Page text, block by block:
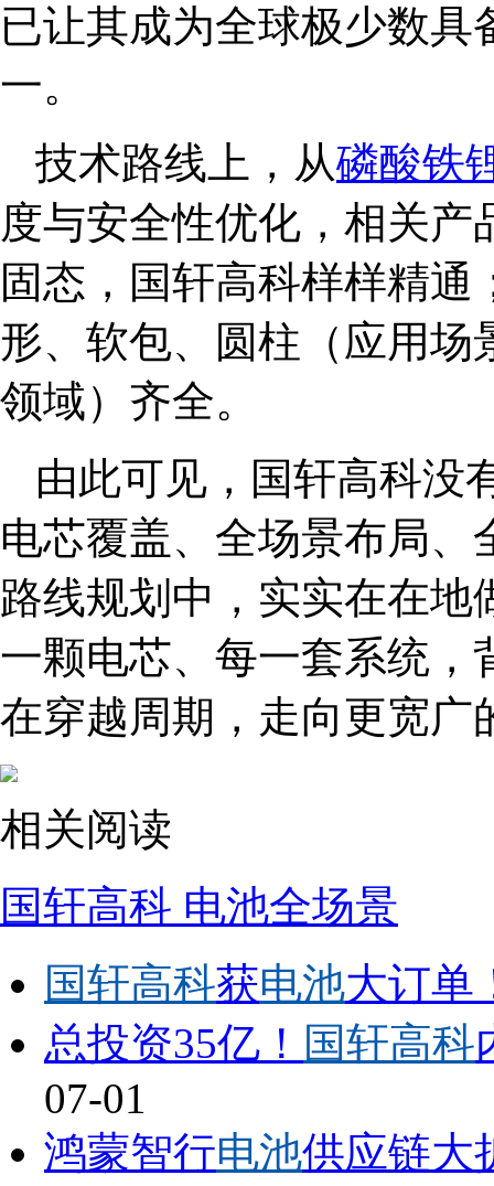
已让其成为全球极少数
一。
技术路线上，从磷酸铁
度与安全性优化，相关
固态，国轩高科样样精
形、软包、圆柱（应用
领域）齐全。
由此可见，国轩高科没
电芯覆盖、全场景布局
路线规划中，实实在在
一颗电芯、每一套系统，
在穿越周期，走向更宽广
相关阅读
国轩高科 电池全场景
国轩高科获电池大订单
总投资35亿！ 国轩高科
07-01
鸿蒙智行电池供应链大